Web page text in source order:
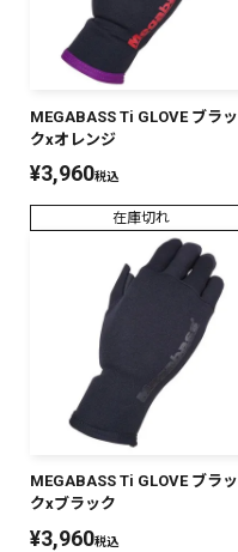
MEGABASS Ti GLOVE ブラッ
クxオレンジ
¥3,960税込
在庫切れ
MEGABASS Ti GLOVE ブラッ
クxブラック
¥3,960税込